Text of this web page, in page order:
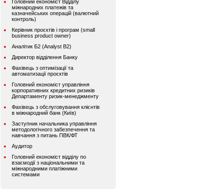
Головний економіст Відділу
міжнародних платежів та
казначейських операцій (валютний
контроль)
Керівник проєктів і програм (small
business product owner)
Аналітик Б2 (Analyst B2)
Директор відділення Банку
Фахівець з оптимізації та
автоматизації проєктів
Головний економіст управління
корпоративних кредитних ризиків
Департаменту ризик-менеджменту
Фахівець з обслуговування клієнтів
в міжнародний банк (Київ)
Заступник начальника управління
методологічного забезпечення та
навчання з питань ПВК/ФТ
Аудитор
Головний економіст відділу по
взаємодії з національними та
міжнародними платіжними
системами